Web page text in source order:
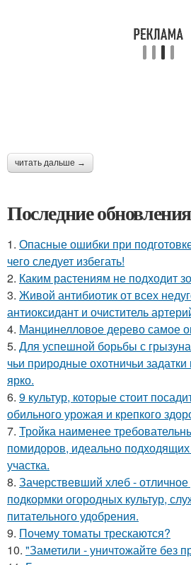
читать дальше →
Последние
1. Опасные ошибки при
чего следует избегать!
2. Каким растениям не подходит
3. Живой антибиотик от всех
антиоксидант и очиститель
4. Манцинелловое дерево самое
5. Для успешной борьбы с
чьи природные охотничьи
ярко.
6. 9 культур, которые стоит
обильного урожая и крепкого
7. Тройка наименее
помидоров, идеально подходящих
участка.
8. Зачерствевший хлеб -
подкормки огородных культур,
питательного удобрения.
9. Почему томаты трескаются?
10. "Заметили - уничтожайте без